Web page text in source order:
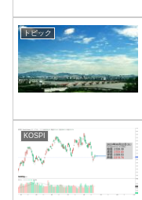
トピック
KOSPI